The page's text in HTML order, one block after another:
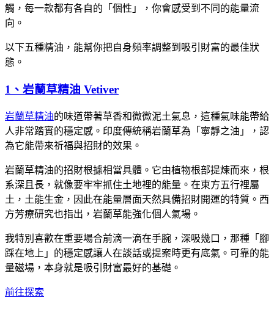
觸，每一款都有各自的「個性」，你會感受到不同的能量流
向。
以下五種精油，能幫你把自身頻率調整到吸引財富的最佳狀
態。
1、岩蘭草精油 Vetiver
岩蘭草精油的味道帶著草香和微微泥土氣息，這種氣味能帶給
人非常踏實的穩定感。印度傳統稱岩蘭草為「寧靜之油」，認
為它能帶來祈福與招財的效果。
岩蘭草精油的招財根據相當具體。它由植物根部提煉而來，根
系深且長，就像要牢牢抓住土地裡的能量。在東方五行裡屬
土，土能生金，因此在能量層面天然具備招財開運的特質。西
方芳療研究也指出，岩蘭草能強化個人氣場。
我特別喜歡在重要場合前滴一滴在手腕，深吸幾口，那種「腳
踩在地上」的穩定感讓人在談話或提案時更有底氣。可靠的能
量磁場，本身就是吸引財富最好的基礎。
前往探索